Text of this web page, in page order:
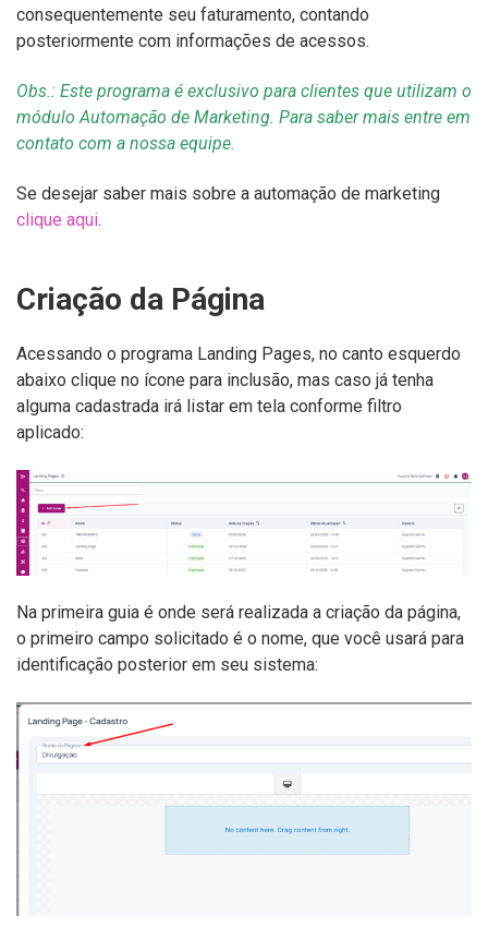
consequentemente seu faturamento, contando
posteriormente com informações de acessos.
Obs.: Este programa é exclusivo para clientes que utilizam o
módulo Automação de Marketing. Para saber mais entre em
contato com a nossa equipe.
Se desejar saber mais sobre a automação de marketing
clique aqui.
Criação da Página
Acessando o programa Landing Pages, no canto esquerdo
abaixo clique no ícone para inclusão, mas caso já tenha
alguma cadastrada irá listar em tela conforme filtro
aplicado:
Na primeira guia é onde será realizada a criação da página,
o primeiro campo solicitado é o nome, que você usará para
identificação posterior em seu sistema: